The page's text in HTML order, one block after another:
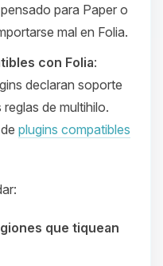
para Paper o
mal en Folia.
con Folia:
declaran soporte
de multihilo.
plugins compatibles
que tiquean